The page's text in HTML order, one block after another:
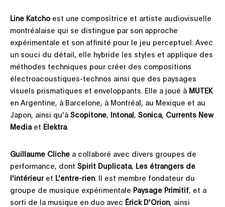
Line Katcho est une compositrice et artiste audiovisuelle
montréalaise qui se distingue par son approche
expérimentale et son affinité pour le jeu perceptuel. Avec
un souci du détail, elle hybride les styles et applique des
méthodes techniques pour créer des compositions
électroacoustiques-technos ainsi que des paysages
visuels prismatiques et enveloppants. Elle a joué à MUTEK
en Argentine, à Barcelone, à Montréal, au Mexique et au
Japon, ainsi qu'à Scopitone, Intonal, Sonica, Currents New
Mediaet Elektra.
Guillaume Cliche a collaboré avec divers groupes de
performance, dont Spirit Duplicata, Les étrangers de
l'intérieuret L'entre-rien. Il est membre fondateur du
groupe de musique expérimentale Paysage Primitif, et a
sorti de la musique en duo avec Érick D'Orion, ainsi